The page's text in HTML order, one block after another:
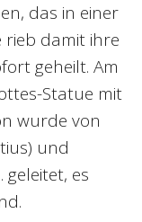
das in einer
rieb damit ihre
geheilt. Am
Statue mit
wurde von
und
geleitet, es